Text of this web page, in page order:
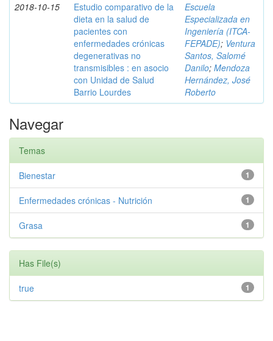
2018-10-15
Estudio comparativo de la
dieta en la salud de
pacientes con
enfermedades crónicas
degenerativas no
transmisibles : en asocio
con Unidad de Salud
Barrio Lourdes
Escuela
Especializada en
Ingeniería (ITCA-
FEPADE); Ventura
Santos, Salomé
Danilo; Mendoza
Hernández, José
Roberto
Navegar
Temas
1
Bienestar
1
Enfermedades crónicas - Nutrición
1
Grasa
Has File(s)
1
true